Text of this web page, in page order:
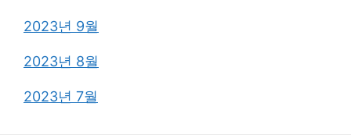
2023년 9월
2023년 8월
2023년 7월